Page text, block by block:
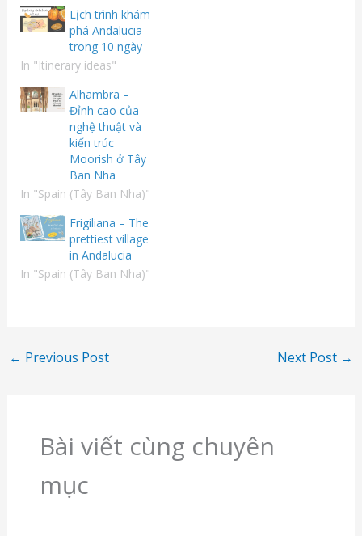
Lịch trình khám
phá Andalucia
trong 10 ngày
In "Itinerary ideas"
Alhambra –
Đỉnh cao của
nghệ thuật và
kiến ​​trúc
Moorish ở Tây
Ban Nha
In "Spain (Tây Ban Nha)"
Frigiliana – The
prettiest village
in Andalucia
In "Spain (Tây Ban Nha)"
← Previous Post Next Post →
Bài viết cùng chuyên
mục